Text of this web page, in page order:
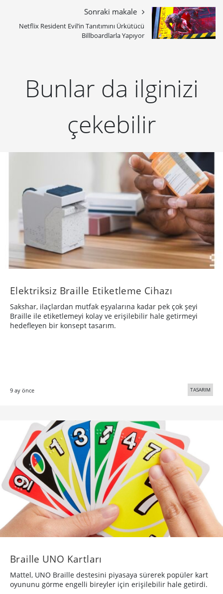
Sonraki makale
Netflix Resident Evil’in Tanıtımını Ürkütücü
Billboardlarla Yapıyor
Bunlar da ilginizi
çekebilir
Elektriksiz Braille Etiketleme Cihazı
Sakshar, ilaçlardan mutfak eşyalarına kadar pek çok şeyi
Braille ile etiketlemeyi kolay ve erişilebilir hale getirmeyi
hedefleyen bir konsept tasarım.
9 ay önce TASARIM
Braille UNO Kartları
Mattel, UNO Braille destesini piyasaya sürerek popüler kart
oyununu görme engelli bireyler için erişilebilir hale getirdi.